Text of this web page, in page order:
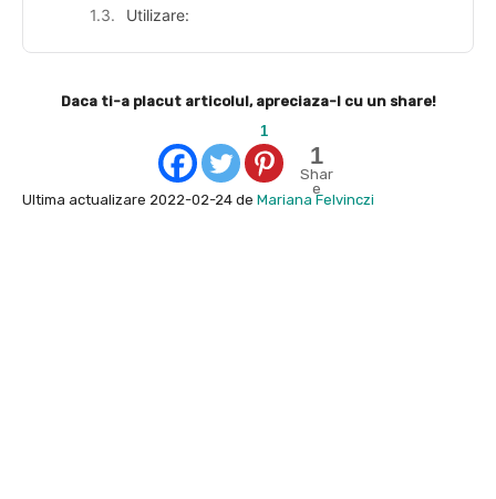
Utilizare:
Daca ti-a placut articolul, apreciaza-l cu un share!
1
1
Shar
e
Ultima actualizare 2022-02-24 de Mariana Felvinczi